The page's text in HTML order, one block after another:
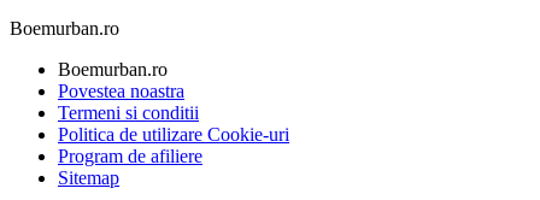
Boemurban.ro
Boemurban.ro
Povestea noastra
Termeni si conditii
Politica de utilizare Cookie-uri
Program de afiliere
Sitemap